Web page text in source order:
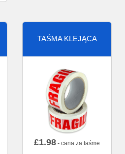
TAŚMA KLEJĄCA
£1.98 - cana za taśme